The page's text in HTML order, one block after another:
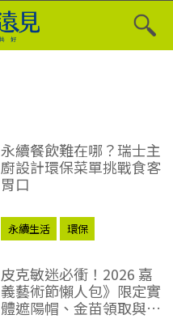
永續餐飲難在哪？瑞士主
廚設計環保菜單挑戰食客
胃口
永續生活 環保
皮克敏迷必衝！2026 嘉
義藝術節懶人包》限定實
體遮陽帽、金苗領取與 5